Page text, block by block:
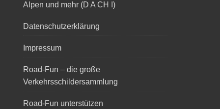
Alpen und mehr (D A CH I)
Datenschutzerklärung
Impressum
Road-Fun – die große
Verkehrsschildersammlung
Road-Fun unterstützen